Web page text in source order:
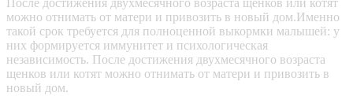
После достижения двухмесячного возраста щенков или котят
можно отнимать от матери и привозить в новый дом.Именно
такой срок требуется для полноценной выкормки малышей: у
них формируется иммунитет и психологическая
независимость. После достижения двухмесячного возраста
щенков или котят можно отнимать от матери и привозить в
новый дом.